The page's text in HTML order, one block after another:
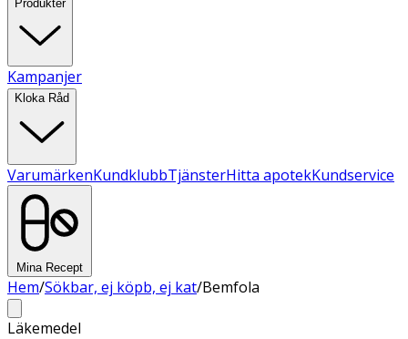
Produkter
Kampanjer
Kloka Råd
VarumärkenKundklubbTjänsterHitta apotekKundservice
Mina Recept
Hem/Sökbar, ej köpb, ej kat/Bemfola
Läkemedel